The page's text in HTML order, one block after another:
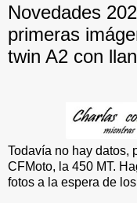
Novedades
primeras
twin A2 con
Todavía no hay datos,
CFMoto, la 450 MT.
fotos a la espera de